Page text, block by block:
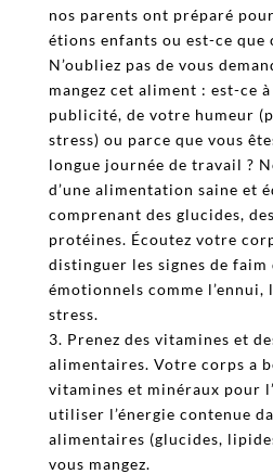
nos parents ont préparé
étions enfants ou est-ce que
N’oubliez pas de vous
mangez cet aliment : est-ce à
publicité, de votre humeur
stress) ou parce que vous
longue journée de travail ?
d’une alimentation saine et
comprenant des glucides,
protéines. Écoutez votre
distinguer les signes de faim
émotionnels comme l’ennui,
stress.
3. Prenez des vitamines et
alimentaires. Votre corps a
vitamines et minéraux pour
utiliser l’énergie contenue
alimentaires (glucides,
vous mangez.